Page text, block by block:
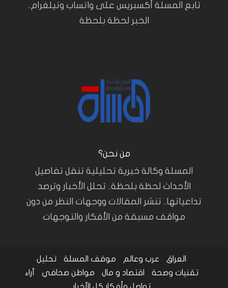
تابع المسلة أكسبريس على واتساب وتيلغرام..
الخبر لحظة بلحظة
من نحن؟
المسلة وكالة خبرية تحليلية تنقل تفاصيل
الأحداث لحظة بلحظة.. تحلل الأخبار وترصد
تداعياتها.. تنشر المقالات ووجهات النظر من دون
مواقف مسبقة من الأفكار والتوجهات
العراق عرب وعالم موقف المسلة
تحليل
تقنيات وصحة
اقتصاد و مال مواطن صحافي
آراء